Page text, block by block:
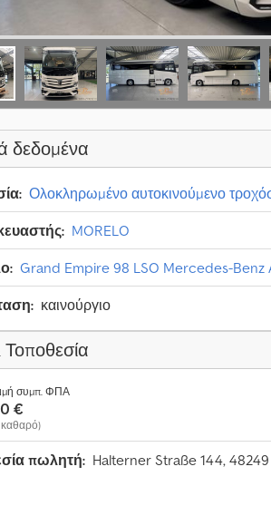
δεδομένα
Ολοκληρωμένο αυτοκινούμενο
MORELO
Grand Empire 98 LSO Mercedes-Benz
καινούργιο
Τοποθεσία
συμπ. ΦΠΑ
€
καθαρό)
πωλητή: Halterner Straße 144,